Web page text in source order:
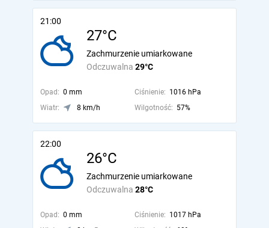
21:00
27°C
Odczuwalna 29°C
Zachmurzenie umiarkowane
Opad: 0 mm Ciśnienie: 1016 hPa
Wiatr:
8 km/h Wilgotność: 57%
22:00
26°C
Odczuwalna 28°C
Zachmurzenie umiarkowane
Opad: 0 mm Ciśnienie: 1017 hPa